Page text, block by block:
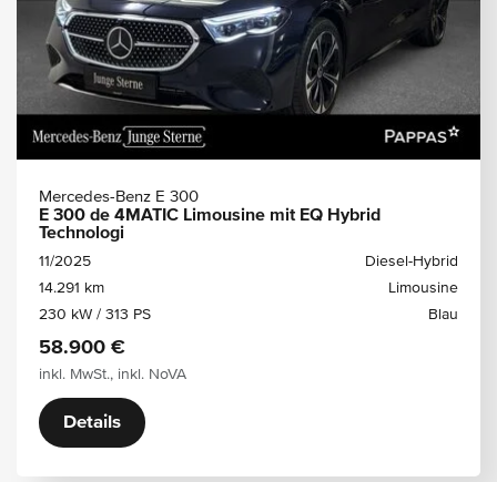
Mercedes-Benz E 300
E 300 de 4MATIC Limousine mit EQ Hybrid
Technologi
11/2025
Diesel-Hybrid
14.291 km
Limousine
230 kW / 313 PS
Blau
58.900 €
inkl. MwSt., inkl. NoVA
Details